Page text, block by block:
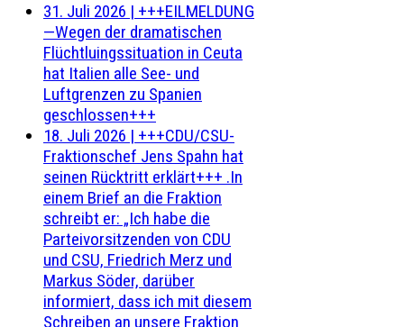
31. Juli 2026 | +++EILMELDUNG
—Wegen der dramatischen
Flüchtluingssituation in Ceuta
hat Italien alle See- und
Luftgrenzen zu Spanien
geschlossen+++
18. Juli 2026 | +++CDU/CSU-
Fraktionschef Jens Spahn hat
seinen Rücktritt erklärt+++ .In
einem Brief an die Fraktion
schreibt er: „Ich habe die
Parteivorsitzenden von CDU
und CSU, Friedrich Merz und
Markus Söder, darüber
informiert, dass ich mit diesem
Schreiben an unsere Fraktion